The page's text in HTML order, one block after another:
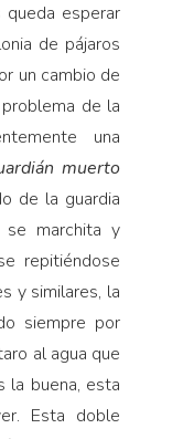
esperar
de pájaros
un cambio de
de la
una
muerto
de la guardia
se marchita y
repitiéndose
y similares, la
siempre por
al agua que
la buena, esta
Esta doble